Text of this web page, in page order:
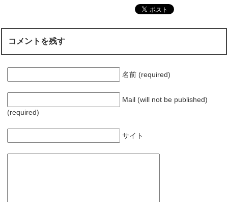
コメントを残す
名前 (required)
Mail (will not be published)
(required)
サイト